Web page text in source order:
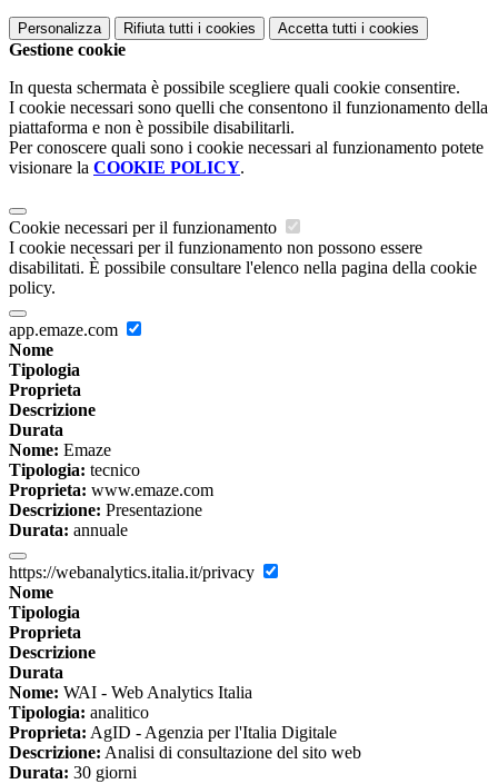
Personalizza Rifiuta tutti i cookies Accetta tutti i cookies
Gestione cookie
In questa schermata è possibile scegliere quali cookie consentire.
I cookie necessari sono quelli che consentono il funzionamento della
piattaforma e non è possibile disabilitarli.
Per conoscere quali sono i cookie necessari al funzionamento potete
visionare la COOKIE POLICY.
Cookie necessari per il funzionamento
I cookie necessari per il funzionamento non possono essere
disabilitati. È possibile consultare l'elenco nella pagina della cookie
policy.
app.emaze.com
Nome
Tipologia
Proprieta
Descrizione
Durata
Nome: Emaze
Tipologia: tecnico
Proprieta: www.emaze.com
Descrizione: Presentazione
Durata: annuale
https://webanalytics.italia.it/privacy
Nome
Tipologia
Proprieta
Descrizione
Durata
Nome: WAI - Web Analytics Italia
Tipologia: analitico
Proprieta: AgID - Agenzia per l'Italia Digitale
Descrizione: Analisi di consultazione del sito web
Durata: 30 giorni